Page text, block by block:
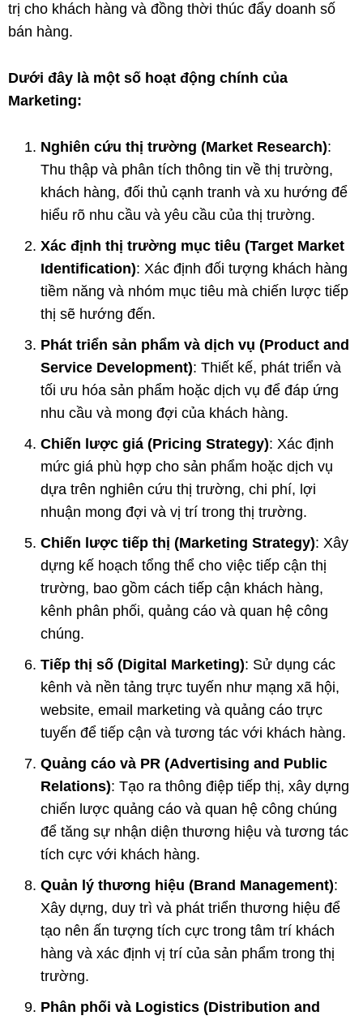
trị cho khách hàng và đồng thời thúc đẩy doanh số
bán hàng.
Dưới đây là một số hoạt động chính của
Marketing:
Nghiên cứu thị trường (Market Research):
Thu thập và phân tích thông tin về thị trường,
khách hàng, đối thủ cạnh tranh và xu hướng để
hiểu rõ nhu cầu và yêu cầu của thị trường.
Xác định thị trường mục tiêu (Target Market
Identification): Xác định đối tượng khách hàng
tiềm năng và nhóm mục tiêu mà chiến lược tiếp
thị sẽ hướng đến.
Phát triển sản phẩm và dịch vụ (Product and
Service Development): Thiết kế, phát triển và
tối ưu hóa sản phẩm hoặc dịch vụ để đáp ứng
nhu cầu và mong đợi của khách hàng.
Chiến lược giá (Pricing Strategy): Xác định
mức giá phù hợp cho sản phẩm hoặc dịch vụ
dựa trên nghiên cứu thị trường, chi phí, lợi
nhuận mong đợi và vị trí trong thị trường.
Chiến lược tiếp thị (Marketing Strategy): Xây
dựng kế hoạch tổng thể cho việc tiếp cận thị
trường, bao gồm cách tiếp cận khách hàng,
kênh phân phối, quảng cáo và quan hệ công
chúng.
Tiếp thị số (Digital Marketing): Sử dụng các
kênh và nền tảng trực tuyến như mạng xã hội,
website, email marketing và quảng cáo trực
tuyến để tiếp cận và tương tác với khách hàng.
Quảng cáo và PR (Advertising and Public
Relations): Tạo ra thông điệp tiếp thị, xây dựng
chiến lược quảng cáo và quan hệ công chúng
để tăng sự nhận diện thương hiệu và tương tác
tích cực với khách hàng.
Quản lý thương hiệu (Brand Management):
Xây dựng, duy trì và phát triển thương hiệu để
tạo nên ấn tượng tích cực trong tâm trí khách
hàng và xác định vị trí của sản phẩm trong thị
trường.
Phân phối và Logistics (Distribution and